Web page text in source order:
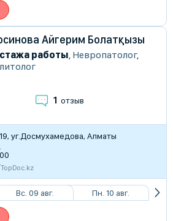
Айгерим Болатқызы
работы, Невропатолог,
1 отзыв
уг.Досмухамедова, Алматы
TopDoc.kz
Вс. 09 авг. Пн. 10 авг.